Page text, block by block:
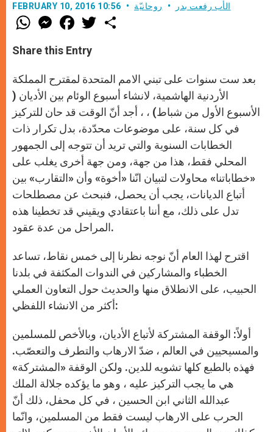
FEBRUARY 10, 2016 10:56 الأب رفعت بدر روحانيّة
W
h
t
s
p
M
e
s
e
e
r
F
a
e
b
o
k
w
r
Share this Entry
بعد ست سنوات على تبني الامم المتحدة لمقترح المملكة
الأردنية الهاشمية، لانشاء أسبوع الوئام بين الأديان (
الأسبوع الأول من شباط) ، ، أجد أنّ الوقت قد حان للتركيز
في كل سنة، على موضوعات محدّدة، بدل تكرار ذات
الخطابات السنوية والتي تريد أن تتوجه إلى الجمهور
المحلي فقط، هذا من جهة، ومن جهة أخرى يغلب على
«خطاباتنا» محاولات لتبيان انّنا «أخوة» وأن «التقارب» بين
أتباع الديانات، يجب أن يحصل، فنبحث عن مصطلحات
تدل على ذلك، مع أننا باعتقادي ويقيني قد تخطينا هذه
المراحل من عدة عقود.
اقترح لهذا العام أنّ نوجه نظرنا إلى خمس نقاط، تساعد
الخطباء والمشاركين في الندوات المكثفة في بلدنا
الحبيب، على الانطلاق منها والحديث حول التعاون العملي
أكثر من الانشاء اللفظي:
أولاً: الوقفة المشتركة لأتباع الأديان، وبالأخص للمسلمين
والمسيحيين في العالم ، ضدّ الارهاب والتطرف والتعصّب.
فهذه بالطبع كلها تشويه للدين. ولكن الوقفة «المشتركة»
هي ما يجب التركيز عليه ، وهو ما يؤكده جلالة الملك
عبدالله الثاني ابن الحسين ، في كل محفل، ذلك أنّ
الحرب على الارهاب ليست فقط من المسلمين، وانّما